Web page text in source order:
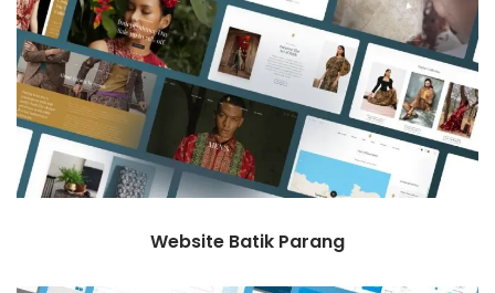
Website Batik Parang